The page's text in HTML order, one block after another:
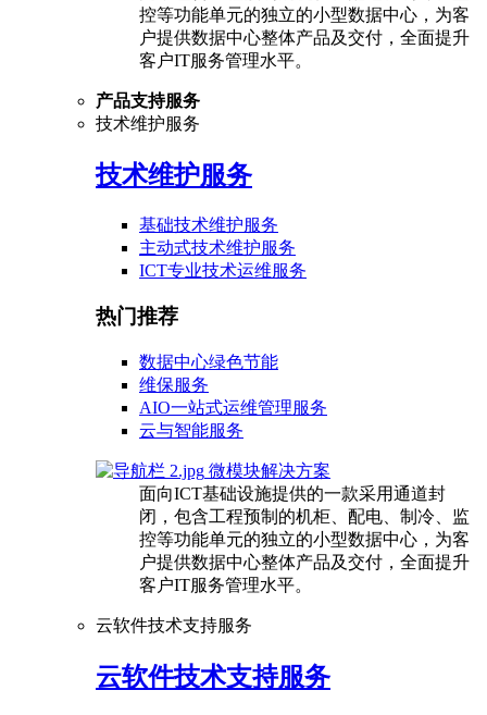
控等功能单元的独立的小型数据中心，为客
户提供数据中心整体产品及交付，全面提升
客户IT服务管理水平。
产品支持服务
技术维护服务
技术维护服务
基础技术维护服务
主动式技术维护服务
ICT专业技术运维服务
热门推荐
数据中心绿色节能
维保服务
AIO一站式运维管理服务
云与智能服务
微模块解决方案
面向ICT基础设施提供的一款采用通道封
闭，包含工程预制的机柜、配电、制冷、监
控等功能单元的独立的小型数据中心，为客
户提供数据中心整体产品及交付，全面提升
客户IT服务管理水平。
云软件技术支持服务
云软件技术支持服务